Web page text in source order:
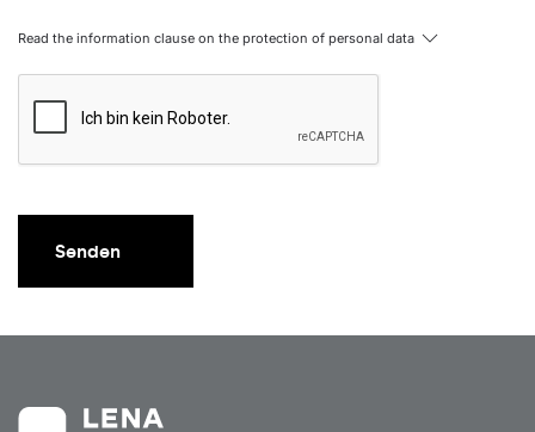
Read the information clause on the protection of personal data
Senden